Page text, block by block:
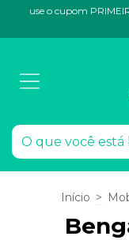
use o cupom
Início >